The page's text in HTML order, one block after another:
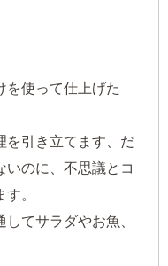
を使って仕上げた
を引き立てます、だ
いのに、不思議とコ
。
てサラダやお魚、